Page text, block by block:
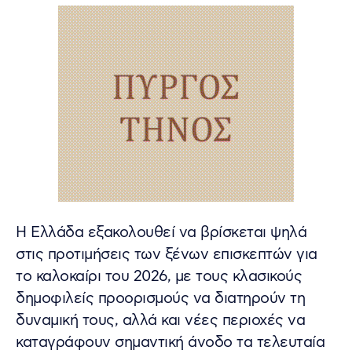
Η Ελλάδα εξακολουθεί να βρίσκεται ψηλά
στις προτιμήσεις των ξένων επισκεπτών για
το καλοκαίρι του 2026, με τους κλασικούς
δημοφιλείς προορισμούς να διατηρούν τη
δυναμική τους, αλλά και νέες περιοχές να
καταγράφουν σημαντική άνοδο τα τελευταία